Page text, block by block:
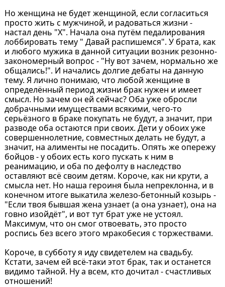
Но женщина не будет женщиной, если согласиться
просто жить с мужчиной, и радоваться жизни -
настал день "Х". Начала она путëм педалирования
лоббировать тему " Давай распишемся". У брата, как
и любого мужика в данной ситуации возник резонно-
закономерный вопрос - "Ну вот зачем, нормально же
общались!". И начались долгие дебаты на данную
тему. Я лично понимаю, что любой женщине в
определëнный период жизни брак нужен и имеет
смысл. Но зачем он ей сейчас? Оба уже обросли
добрачными имуществами всякими, чего-то
серьëзного в браке покупать не будут, а значит, при
разводе оба остаются при своих. Дети у обоих уже
совершеннолетние, совместных делать не будут, а
значит, на алименты не посадить. Опять же опережу
бойцов - у обоих есть кого пускать к ним в
реанимацию, и оба по дефолту в наследство
оставляют всë своим детям. Короче, как ни крути, а
смысла нет. Но наша героиня была непреклонна, и в
конечном итоге выкатила железо-бетонный козырь -
"Если твоя бывшая жена узнает (а она узнает), она на
говно изойдëт", и вот тут брат уже не устоял.
Максимум, что он смог отвоевать, это просто
роспись без всего этого мракобесия с торжествами.
Короче, в субботу я иду свидетелем на свадьбу.
Кстати, зачем ей всë-таки этот брак, так и останется
видимо тайной. Ну а всем, кто дочитал - счастливых
отношений!